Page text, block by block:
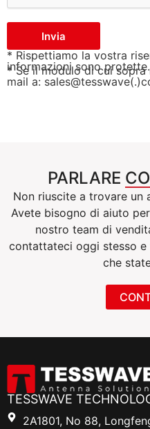
Invia
* Rispettiamo la vostra
informazioni sono protette.
* Se il modulo di cui
mail a:
PARLARE
Non riuscite a trovare
Avete bisogno di aiuto
nostro team di
contattateci oggi stesso
che
TESSWAVE
2A1801, No 88,